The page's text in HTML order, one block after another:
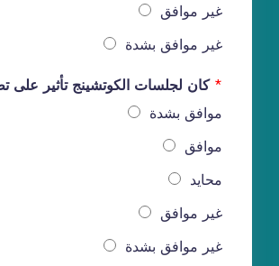
غير موافق
غير موافق بشدة
كان لجلسات الكوتشينج تأثير على تطوري *
موافق بشدة
موافق
محايد
غير موافق
غير موافق بشدة